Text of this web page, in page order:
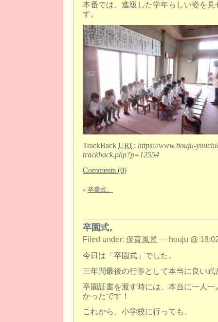
本番では、進級した学年らしい姿を
す。
TrackBack URI : https://www.houju-
trackback.php?p=12554
Comments (0)
« 卒業式。
卒園式。
Filed under: 保育風景 — houju @
今日は「卒園式」でした。
三年間最後の行事として本当に良い
卒園証書を渡す時には、本当に一人
かったです！
これから、小学校に行っても、